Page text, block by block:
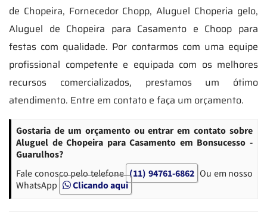
de Chopeira, Fornecedor Chopp, Aluguel Choperia gelo,
Aluguel de Chopeira para Casamento e Choop para
festas com qualidade. Por contarmos com uma equipe
profissional competente e equipada com os melhores
recursos comercializados, prestamos um ótimo
atendimento. Entre em contato e faça um orçamento.
Gostaria de um orçamento ou entrar em contato sobre
Aluguel de Chopeira para Casamento em Bonsucesso -
Guarulhos?
Fale conosco pelo telefone (11) 94761-6862 Ou em nosso
WhatsApp
Clicando aqui